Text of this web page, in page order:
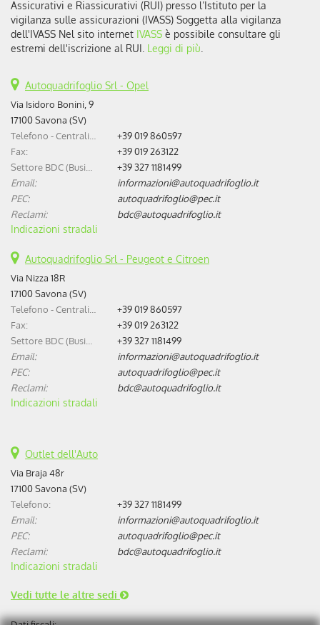
Assicurativi e Riassicurativi (RUI) presso l’Istituto per la
vigilanza sulle assicurazioni (IVASS) Soggetta alla vigilanza
dell'IVASS Nel sito internet IVASS è possibile consultare gli
estremi dell'iscrizione al RUI. Leggi di più
Autoquadrifoglio Srl - Opel
Via Isidoro Bonini, 9
17100 Savona (SV)
+39 019 860597
Fax:
+39 019 263122
+39 327 1181499
Email:
informazioni@autoquadrifoglio.it
PEC:
autoquadrifoglio@pec.it
Reclami:
bdc@autoquadrifoglio.it
Indicazioni stradali
Autoquadrifoglio Srl - Peugeot e Citroen
Via Nizza 18R
17100 Savona (SV)
+39 019 860597
Fax:
+39 019 263122
+39 327 1181499
Email:
informazioni@autoquadrifoglio.it
PEC:
autoquadrifoglio@pec.it
Reclami:
bdc@autoquadrifoglio.it
Indicazioni stradali
Outlet dell'Auto
Via Braja 48r
17100 Savona (SV)
Telefono:
+39 327 1181499
Email:
informazioni@autoquadrifoglio.it
PEC:
autoquadrifoglio@pec.it
Reclami:
bdc@autoquadrifoglio.it
Indicazioni stradali
Vedi tutte le altre sedi
Dati fiscali: